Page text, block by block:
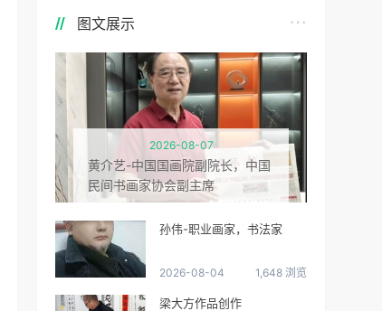
图文展示
2026-08-07
黄介艺-中国国画院副院长，中国
民间书画家协会副主席
孙伟-职业画家，书法家
2026-08-04 1,648 浏览
梁大方作品创作